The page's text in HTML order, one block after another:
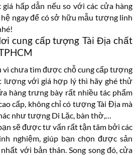
hấp dẫn nếu so với các cửa hàng
hệ ngay để có sở hữu mẫu tượng linh
cung cấp tượng Tài Địa chất
vì chưa tìm được chỗ cung cấp tượng
lượng với giá hợp lý thì hãy ghé thử
hàng trưng bày rất nhiều tác phẩm
cấp, không chỉ có tượng Tài Địa mà
như tượng Di Lặc, bàn thờ,…
bạn sẽ được tư vấn rất tận tâm bởi các
nghiệm, giúp bạn chọn được sản
với bản thân. Song song đó, cửa